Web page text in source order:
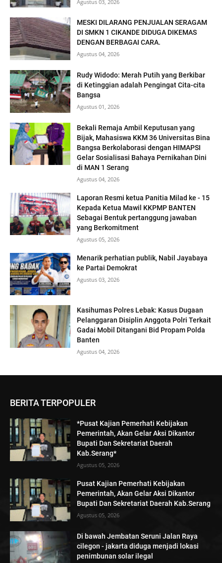
Agustus 03, 2026
MESKI DILARANG PENJUALAN SERAGAM
DI SMKN 1 CIKANDE DIDUGA DIKEMAS
DENGAN BERBAGAI CARA.
Agustus 04, 2026
Rudy Widodo: Merah Putih yang Berkibar
di Ketinggian adalah Pengingat Cita-cita
Bangsa
Agustus 01, 2026
Bekali Remaja Ambil Keputusan yang
Bijak, Mahasiswa KKM 36 Universitas Bina
Bangsa Berkolaborasi dengan HIMAPSI
Gelar Sosialisasi Bahaya Pernikahan Dini
di MAN 1 Serang
Agustus 04, 2026
Laporan Resmi ketua Panitia Milad ke - 15
Kepada Ketua Mawil KKPMP BANTEN
Sebagai Bentuk pertanggung jawaban
yang Berkomitment
Agustus 05, 2026
Menarik perhatian publik, Nabil Jayabaya
ke Partai Demokrat
Agustus 03, 2026
Kasihumas Polres Lebak: Kasus Dugaan
Pelanggaran Disiplin Anggota Polri Terkait
Gadai Mobil Ditangani Bid Propam Polda
Banten
Agustus 04, 2026
BERITA TERPOPULER
*Pusat Kajian Pemerhati Kebijakan
Pemerintah, Akan Gelar Aksi Dikantor
Bupati Dan Sekretariat Daerah
Kab.Serang*
Agustus 05, 2026
Pusat Kajian Pemerhati Kebijakan
Pemerintah, Akan Gelar Aksi Dikantor
Bupati Dan Sekretariat Daerah Kab.Serang
Agustus 05, 2026
Di bawah Jembatan Seruni Jalan Raya
cilegon - jakarta diduga menjadi lokasi
penimbunan solar ilegal